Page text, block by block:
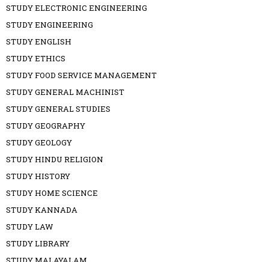
STUDY ELECTRONIC ENGINEERING
STUDY ENGINEERING
STUDY ENGLISH
STUDY ETHICS
STUDY FOOD SERVICE MANAGEMENT
STUDY GENERAL MACHINIST
STUDY GENERAL STUDIES
STUDY GEOGRAPHY
STUDY GEOLOGY
STUDY HINDU RELIGION
STUDY HISTORY
STUDY HOME SCIENCE
STUDY KANNADA
STUDY LAW
STUDY LIBRARY